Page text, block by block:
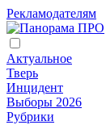
Рекламодателям
Актуальное
Тверь
Инцидент
Выборы 2026
Рубрики